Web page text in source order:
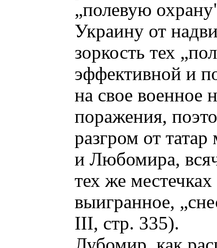
„полевую
Украину от
зоркость тех
эффективной и
на свое военное
поражения,
разгром от
и Любомира,
тех же
выигранное,
ІІІ, стр. 335).